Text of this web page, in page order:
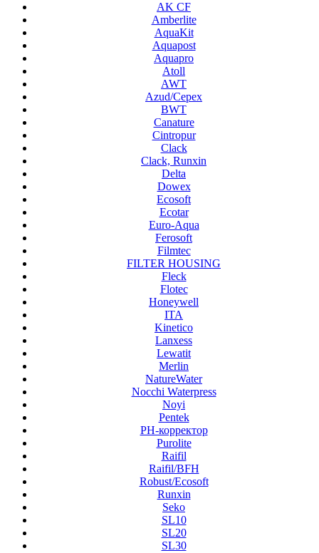
AK CF
Amberlite
AquaKit
Aquapost
Aquapro
Atoll
AWT
Azud/Cepex
BWT
Canature
Cintropur
Clack
Clack, Runxin
Delta
Dowex
Ecosoft
Ecotar
Euro-Aqua
Ferosoft
Filmtec
FILTER HOUSING
Fleck
Flotec
Honeywell
ITA
Kinetico
Lanxess
Lewatit
Merlin
NatureWater
Nocchi Waterpress
Noyi
Pentek
PH-корректор
Purolite
Raifil
Raifil/BFH
Robust/Ecosoft
Runxin
Seko
SL10
SL20
SL30